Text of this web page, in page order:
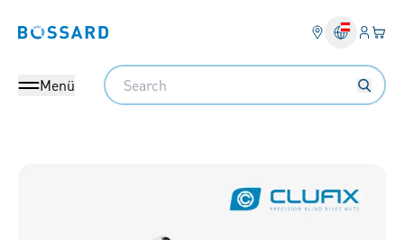
Bossard homepage Ihr
Menü
Search